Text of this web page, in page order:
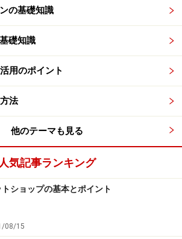
するために使うもので、事前のマー
相手についての観察、これまでの会
んなニースがあるのかを推測しなが
では、このリード質問から入ってい
ほぼ確実に「イエス」と答えてくれる
短く答えられる「リード質問」で、商談
の基礎知識
礎知識
用のポイント
法
他のテーマも見る
人気記事ランキング
ショップの基本とポイント
08/15